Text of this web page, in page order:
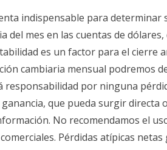
indispensable para determinar
del mes en las cuentas de
es un factor para el cierre
cambiaria mensual podremos
responsabilidad por ninguna
que pueda surgir directa
No recomendamos el
Pérdidas atípicas